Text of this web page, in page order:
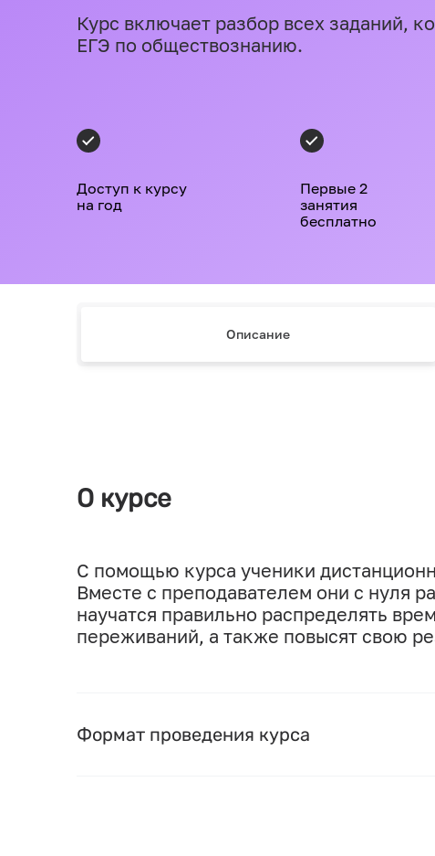
Курс включает разбор всех заданий,
ЕГЭ по обществознанию.
Доступ к курсу
на год
Первые 2
занятия
бесплатно
Описание
О курсе
С помощью курса ученики
Вместе с преподавателем они с нуля
научатся правильно распределять
переживаний, а также повысят свою
Формат проведения курса